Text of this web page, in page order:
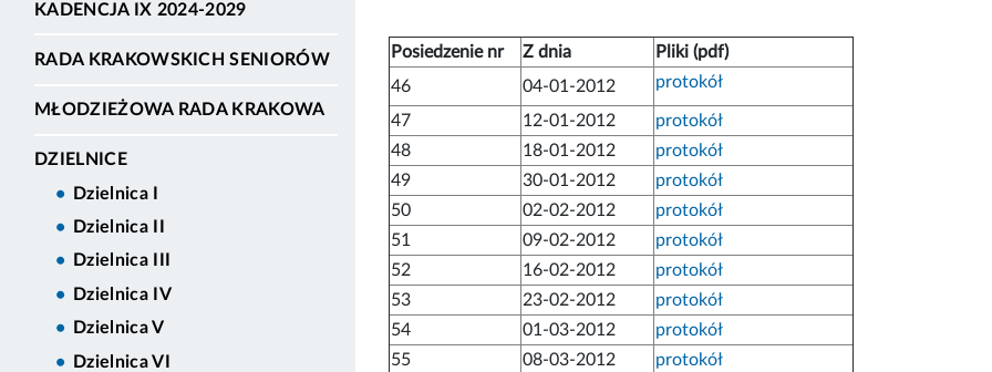
KADENCJA IX 2024-2029
RADA KRAKOWSKICH SENIORÓW
MŁODZIEŻOWA RADA KRAKOWA
DZIELNICE
Dzielnica I
Dzielnica II
Dzielnica III
Dzielnica IV
Dzielnica V
Dzielnica VI
Posiedzenie nr Z dnia
Pliki (pdf)
46
04-01-2012 protokół
47 12-01-2012
protokół
48
18-01-2012
protokół
49
30-01-2012
protokół
50
02-02-2012
protokół
51
09-02-2012
protokół
52
16-02-2012
protokół
53
23-02-2012
protokół
54
01-03-2012
protokół
55
08-03-2012
protokół